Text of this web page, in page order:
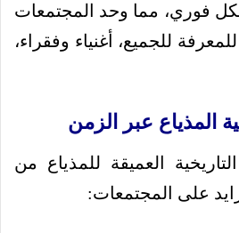
فوري، مما وحد المجتمعات
للجميع، أغنياء وفقراء،
المذياع عبر الزمن
العميقة للمذياع من
على المجتمعات: